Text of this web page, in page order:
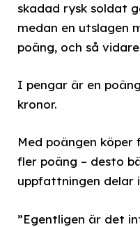
skadad rysk soldat
medan en utslagen
poäng, och så
I pengar är en
kronor.
Med poängen köper
fler poäng – desto
uppfattningen delar
”Egentligen är det